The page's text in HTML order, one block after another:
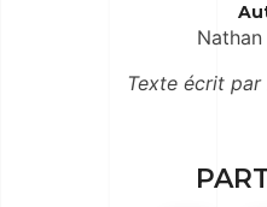
Texte écrit